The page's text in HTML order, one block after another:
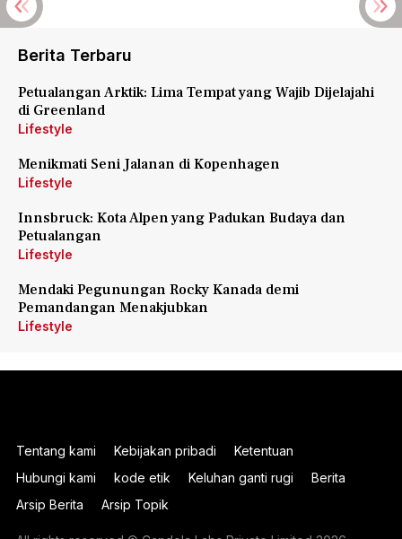
Berita Terbaru
Petualangan Arktik: Lima Tempat yang Wajib Dijelajahi
di Greenland
Lifestyle
Menikmati Seni Jalanan di Kopenhagen
Lifestyle
Innsbruck: Kota Alpen yang Padukan Budaya dan
Petualangan
Lifestyle
Mendaki Pegunungan Rocky Kanada demi
Pemandangan Menakjubkan
Lifestyle
Tentang kami Kebijakan pribadi
Ketentuan
Hubungi kami
kode etik Keluhan ganti rugi
Berita
Arsip Berita
Arsip Topik